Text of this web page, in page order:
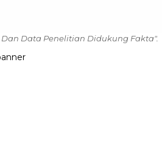
Data Penelitian Didukung Fakta".